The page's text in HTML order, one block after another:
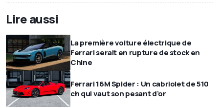
Lire aussi
La première voiture électrique de
Ferrari serait en rupture de stock en
Chine
Ferrari 16M Spider : Un cabriolet de 510
ch qui vaut son pesant d’or